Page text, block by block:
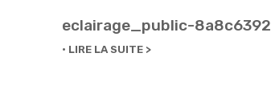
eclairage_public-8a8c6392
LIRE LA SUITE